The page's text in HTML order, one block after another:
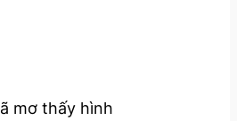
mơ thấy hình